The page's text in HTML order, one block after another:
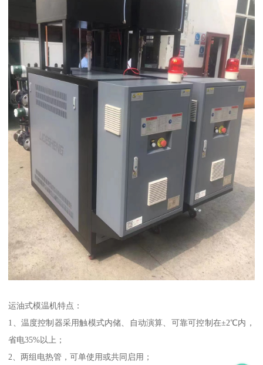
运油式模温机特点：
1、温度控制器采用触模式内储、自动演算、可靠可控制在±2℃内，
省电35%以上；
2、两组电热管，可单使用或共同启用；